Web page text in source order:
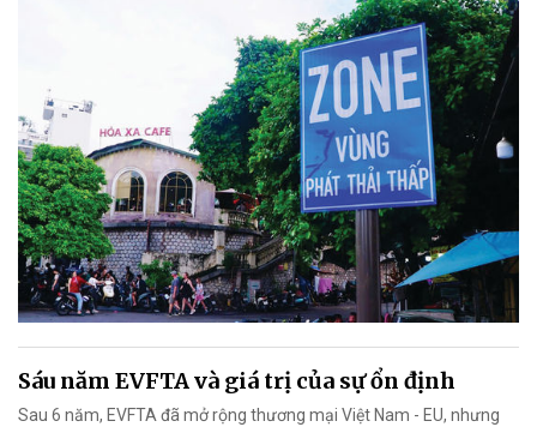
Sáu năm EVFTA và giá trị của sự ổn định
Sau 6 năm, EVFTA đã mở rộng thương mại Việt Nam - EU, nhưng